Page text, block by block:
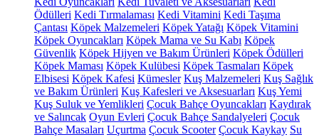
Ödülleri Kedi Tırmalaması Kedi Vitamini Kedi Taşıma
Çantası Köpek Malzemeleri Köpek Yatağı Köpek Vitamini
Köpek Oyuncakları Köpek Mama ve Su Kabı Köpek
Güvenlik Köpek Hijyen ve Bakım Ürünleri Köpek Ödülleri
Köpek Maması Köpek Kulübesi Köpek Tasmaları Köpek
Elbisesi Köpek Kafesi Kümesler Kuş Malzemeleri Kuş Sağlık
ve Bakım Ürünleri Kuş Kafesleri ve Aksesuarları Kuş Yemi
Kuş Suluk ve Yemlikleri Çocuk Bahçe Oyuncakları Kaydırak
ve Salıncak Oyun Evleri Çocuk Bahçe Sandalyeleri Çocuk
Bahçe Masaları Uçurtma Çocuk Scooter Çocuk Kaykay Su